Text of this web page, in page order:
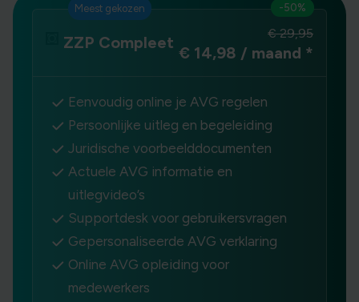
Meest gekozen -50%
ZZP Compleet € 29,95
€ 14,98 / maand *
Eenvoudig online je AVG regelen
Persoonlijke uitleg en begeleiding
Juridische voorbeelddocumenten
Actuele AVG informatie en
uitlegvideo’s
Supportdesk voor gebruikersvragen
Gepersonaliseerde AVG verklaring
Online AVG opleiding voor
medewerkers